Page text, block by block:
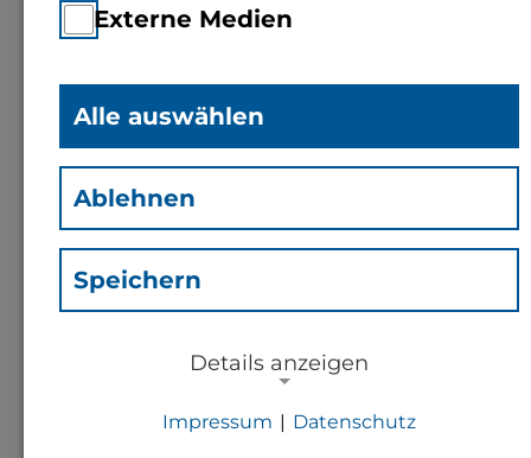
M.A.Anne Koch (Kan)
Mitarbeiterin
Studierendenservice
a.koch@th-bingen.de
Externe Medien
Alle auswählen
Ablehnen
Speichern
Details anzeigen
Impressum | Datenschutz